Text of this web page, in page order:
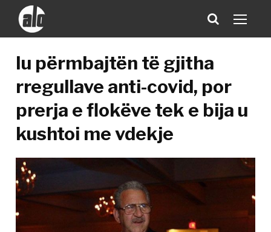
Iu përmbajtën të gjitha
rregullave anti-covid, por
prerja e flokëve tek e bija u
kushtoi me vdekje